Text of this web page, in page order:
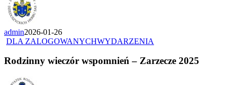
admin2026-01-26
DLA ZALOGOWANYCHWYDARZENIA
Rodzinny wieczór wspomnień – Zarzecze 2025